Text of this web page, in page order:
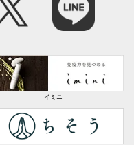
イミニ